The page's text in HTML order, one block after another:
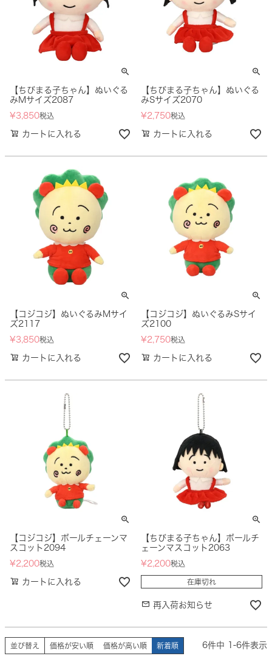
【ちびまる子ちゃん】ぬいぐる
みMサイズ2087
¥3,850税込
カートに入れる
【ちびまる子ちゃん】ぬいぐる
みSサイズ2070
¥2,750税込
カートに入れる
【コジコジ】ぬいぐるみMサイ
ズ2117
¥3,850税込
カートに入れる
【コジコジ】ぬいぐるみSサイ
ズ2100
¥2,750税込
カートに入れる
【コジコジ】ボールチェーンマ
スコット2094
¥2,200税込
カートに入れる
【ちびまる子ちゃん】ボールチ
ェーンマスコット2063
¥2,200税込
在庫切れ
再入荷お知らせ
並び替え 価格が安い順 価格が高い順 新着順 6件中 -6件表示